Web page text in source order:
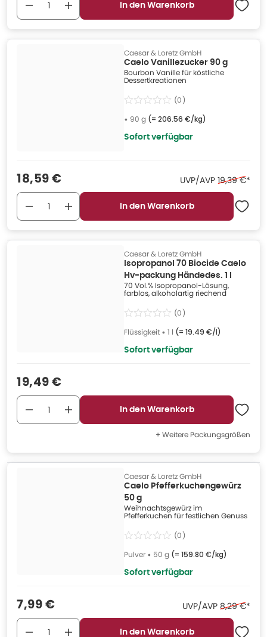
In den Warenkorb
Caesar & Loretz GmbH
Caelo Vanillezucker 90 g
Bourbon Vanille für köstliche
Dessertkreationen
(0)
• 90 g (= 206.56 €/kg)
Sofort verfügbar
Verkaufspreis
18,59 € UVP/AVP Ehemaliger
19,39 €*
In den Warenkorb
Caesar & Loretz GmbH
Isopropanol 70 Biocide Caelo
Hv-packung Händedes. 1 l
70 Vol.% Isopropanol-Lösung,
farblos, alkoholartig riechend
(0)
Flüssigkeit • 1 l (= 19.49 €/l)
Sofort verfügbar
Verkaufspreis
19,49 €
In den Warenkorb
+ Weitere Packungsgrößen
Caesar & Loretz GmbH
Caelo Pfefferkuchengewürz
50 g
Weihnachtsgewürz im
Pfefferkuchen für festlichen Genuss
(0)
Pulver • 50 g (= 159.80 €/kg)
Sofort verfügbar
Verkaufspreis
7,99 € UVP/AVP Ehemaliger
8,29 €*
In den Warenkorb